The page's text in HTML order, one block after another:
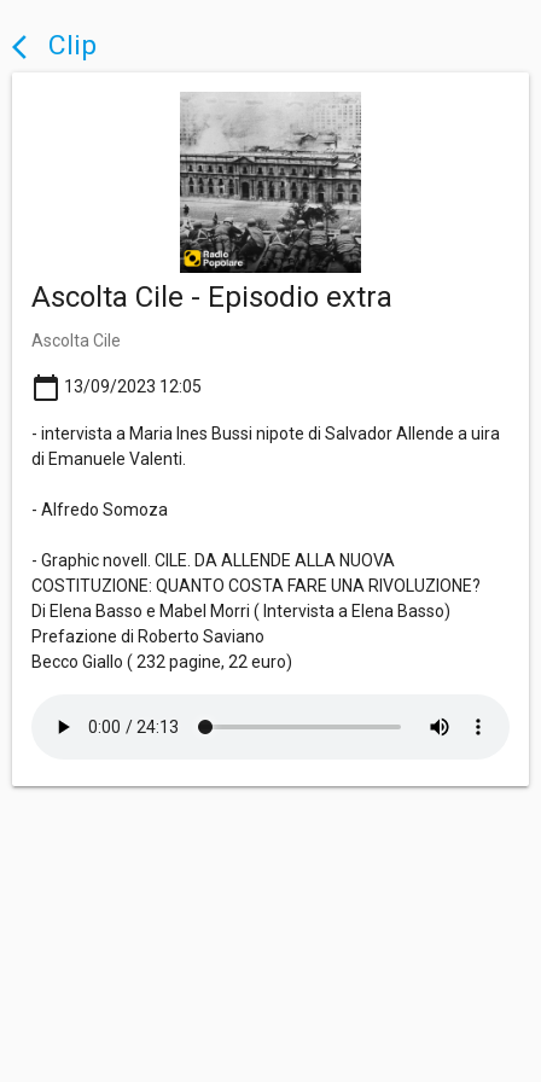
arrow_back_ios Clip
Ascolta Cile - Episodio extra
Ascolta Cile
calendar_today 13/09/2023 12:05
- intervista a Maria Ines Bussi nipote di Salvador Allende a uira
di Emanuele Valenti.
- Alfredo Somoza
- Graphic novell. CILE. DA ALLENDE ALLA NUOVA
COSTITUZIONE: QUANTO COSTA FARE UNA RIVOLUZIONE?
Di Elena Basso e Mabel Morri ( Intervista a Elena Basso)
Prefazione di Roberto Saviano
Becco Giallo ( 232 pagine, 22 euro)